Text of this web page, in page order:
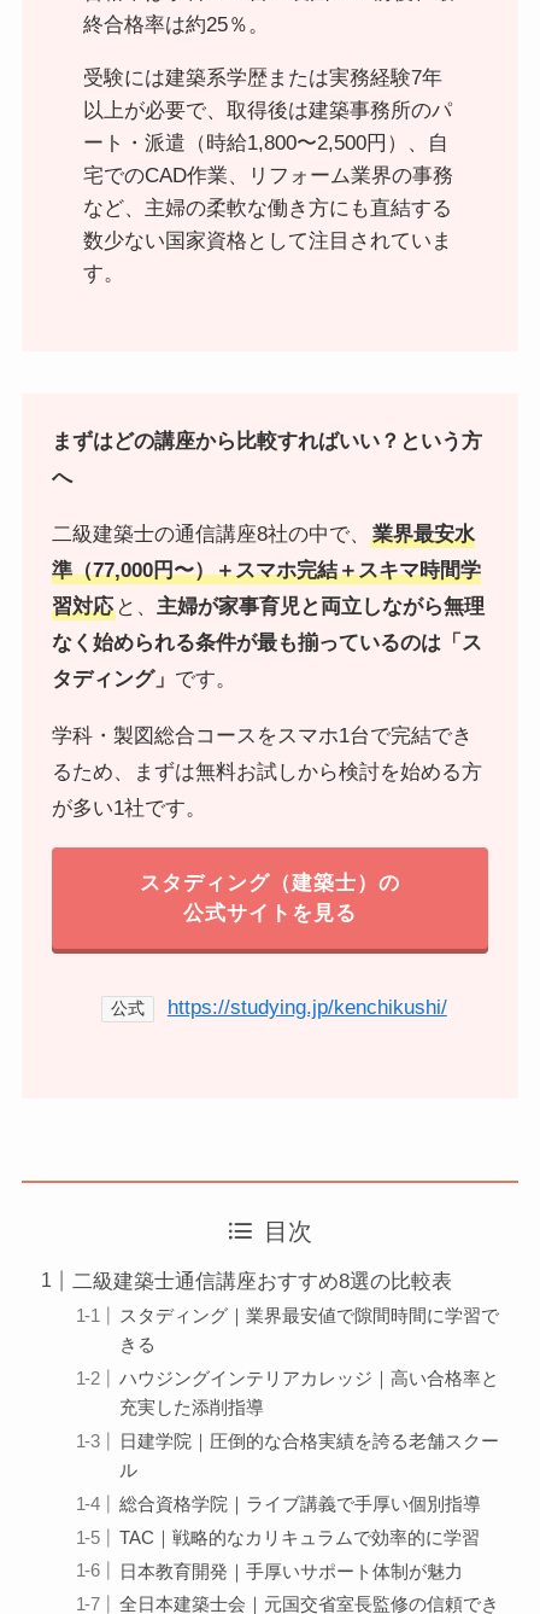
終合格率は約25％。
受験には建築系学歴または実務経験7年
以上が必要で、取得後は建築事務所のパ
ート・派遣（時給1,800〜2,500円）、自
宅でのCAD作業、リフォーム業界の事務
など、主婦の柔軟な働き方にも直結する
数少ない国家資格として注目されていま
す。
まずはどの講座から比較すればいい？という方
へ
二級建築士の通信講座8社の中で、業界最安水
準（77,000円〜）＋スマホ完結＋スキマ時間学
習対応 と、主婦が家事育児と両立しながら無理
なく始められる条件が最も揃っているのは「ス
タディング」 です。
学科・製図総合コースをスマホ1台で完結でき
るため、まずは無料お試しから検討を始める方
が多い1社です。
スタディング（建築士）の
公式サイトを見る
公式 https://studying.jp/kenchikushi/
目次
二級建築士通信講座おすすめ8選の比較表
スタディング｜業界最安値で隙間時間に学習で
きる
ハウジングインテリアカレッジ｜高い合格率と
充実した添削指導
日建学院｜圧倒的な合格実績を誇る老舗スクー
ル
総合資格学院｜ライブ講義で手厚い個別指導
TAC｜戦略的なカリキュラムで効率的に学習
日本教育開発｜手厚いサポート体制が魅力
全日本建築士会｜元国交省室長監修の信頼でき